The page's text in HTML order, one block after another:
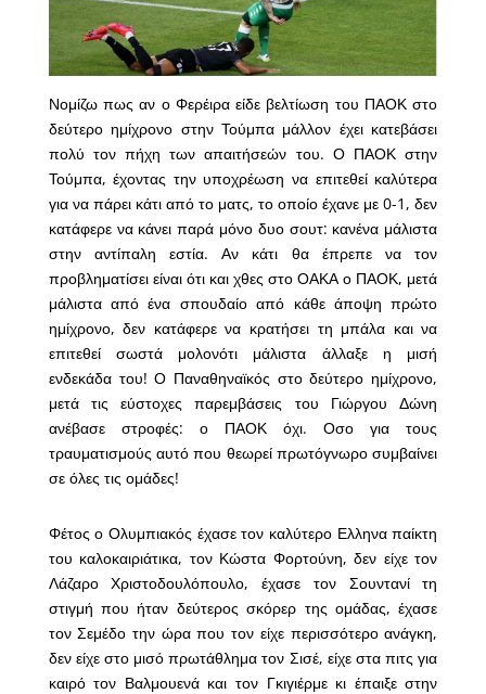
Νομίζω πως αν ο Φερέιρα είδε βελτίωση του ΠΑΟΚ στο
δεύτερο ημίχρονο στην Τούμπα μάλλον έχει κατεβάσει
πολύ τον πήχη των απαιτήσεών του. Ο ΠΑΟΚ στην
Τούμπα, έχοντας την υποχρέωση να επιτεθεί καλύτερα
για να πάρει κάτι από το ματς, το οποίο έχανε με 0-1, δεν
κατάφερε να κάνει παρά μόνο δυο σουτ: κανένα μάλιστα
στην αντίπαλη εστία. Αν κάτι θα έπρεπε να τον
προβληματίσει είναι ότι και χθες στο ΟΑΚΑ ο ΠΑΟΚ, μετά
μάλιστα από ένα σπουδαίο από κάθε άποψη πρώτο
ημίχρονο, δεν κατάφερε να κρατήσει τη μπάλα και να
επιτεθεί σωστά μολονότι μάλιστα άλλαξε η μισή
ενδεκάδα του! Ο Παναθηναϊκός στο δεύτερο ημίχρονο,
μετά τις εύστοχες παρεμβάσεις του Γιώργου Δώνη
ανέβασε στροφές: ο ΠΑΟΚ όχι. Οσο για τους
τραυματισμούς αυτό που θεωρεί πρωτόγνωρο συμβαίνει
σε όλες τις ομάδες!
Φέτος ο Ολυμπιακός έχασε τον καλύτερο Ελληνα παίκτη
του καλοκαιριάτικα, τον Κώστα Φορτούνη, δεν είχε τον
Λάζαρο Χριστοδουλόπουλο, έχασε τον Σουντανί τη
στιγμή που ήταν δεύτερος σκόρερ της ομάδας, έχασε
τον Σεμέδο την ώρα που τον είχε περισσότερο ανάγκη,
δεν είχε στο μισό πρωτάθλημα τον Σισέ, είχε στα πιτς για
καιρό τον Βαλμουενά και τον Γκιγιέρμε κι έπαιξε στην